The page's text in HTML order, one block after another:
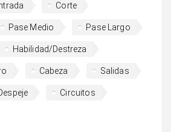
Corte
Pase Medio Pase Largo
Habilidad/Destreza
Cabeza Salidas
Circuitos